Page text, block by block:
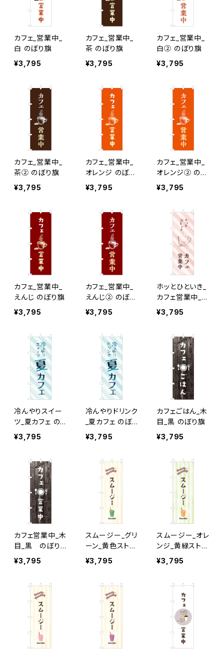
カフェ_営業中_
白 のぼり旗
¥3,795
カフェ_営業中_
茶 のぼり旗
¥3,795
カフェ_営業中_
白② のぼり旗
¥3,795
カフェ_営業中_
茶② のぼり旗
¥3,795
カフェ_営業中_
オレンジ のぼり
旗
¥3,795
カフェ_営業中_
オレンジ② のぼ
り旗
¥3,795
カフェ_営業中_
えんじ のぼり旗
¥3,795
カフェ_営業中_
えんじ② のぼり
旗
¥3,795
ホッとひといき_
カフェ営業中_ピ
ンクストライプ
のぼり旗
¥3,795
冷んやりスイー
ツ_夏カフェ の
ぼり旗
¥3,795
冷んやりドリンク
_夏カフェ のぼり
旗
¥3,795
カフェごはん_木
目_黒 のぼり旗
¥3,795
カフェ営業中_木
目_黒 のぼり
旗
¥3,795
スムージー_グリ
ーン_黄色ストラ
イプ のぼり旗
¥3,795
スムージー_オレ
ンジ_黄緑ストラ
イプ のぼり旗
¥3,795